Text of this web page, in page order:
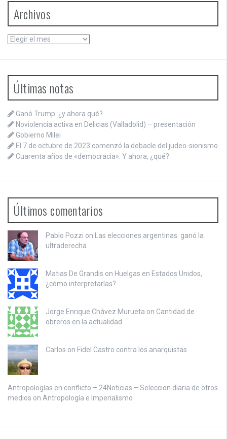
Archivos
Archivos
Últimas notas
Ganó Trump: ¿y ahora qué?
Noviolencia activa en Delicias (Valladolid) – presentación
Gobierno Milei
El 7 de octubre de 2023 comenzó la debacle del judeo-sionismo
Cuarenta años de «democracia»: Y ahora, ¿qué?
Últimos comentarios
Pablo Pozzi on Las elecciones argentinas: ganó la
ultraderecha
Matias De Grandis on Huelgas en Estados Unidos,
¿cómo interpretarlas?
Jorge Enrique Chávez Murueta on Cantidad de
obreros en la actualidad
Carlos on Fidel Castro contra los anarquistas
Antropologías en conflicto – 24Noticias – Seleccion diaria de otros
medios on Antropología e Imperialismo